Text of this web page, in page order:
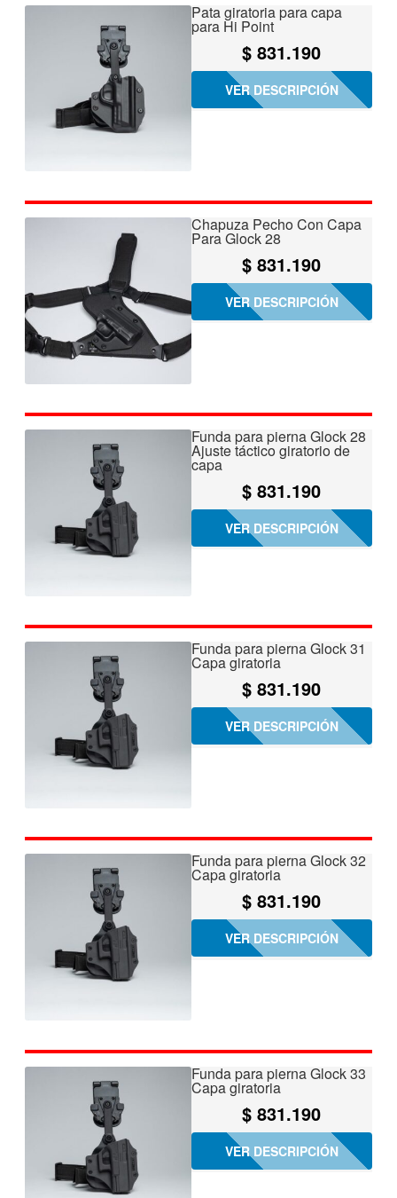
Pata giratoria para capa
para Hi Point
$ 831.190
VER DESCRIPCIÓN
Chapuza Pecho Con Capa
Para Glock 28
$ 831.190
VER DESCRIPCIÓN
Funda para pierna Glock 28
Ajuste táctico giratorio de
capa
$ 831.190
VER DESCRIPCIÓN
Funda para pierna Glock 31
Capa giratoria
$ 831.190
VER DESCRIPCIÓN
Funda para pierna Glock 32
Capa giratoria
$ 831.190
VER DESCRIPCIÓN
Funda para pierna Glock 33
Capa giratoria
$ 831.190
VER DESCRIPCIÓN